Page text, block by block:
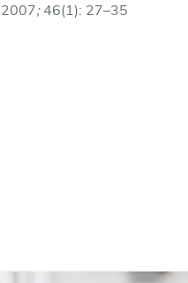
2007;46(1): 27–35